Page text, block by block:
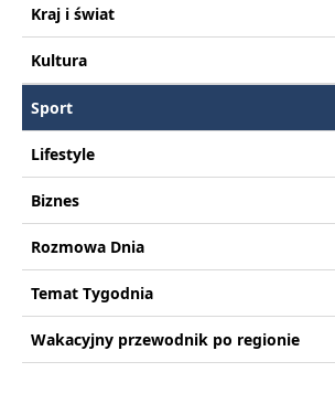
Kraj i świat
Kultura
Sport
Lifestyle
Biznes
Rozmowa Dnia
Temat Tygodnia
Wakacyjny przewodnik po regionie